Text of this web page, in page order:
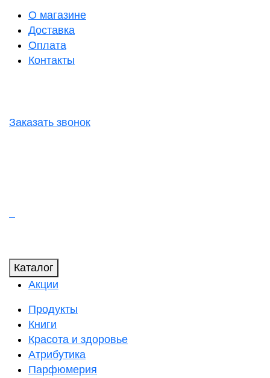
О магазине
Доставка
Оплата
Контакты
Заказать звонок
Каталог
Акции
Продукты
Книги
Красота и здоровье
Атрибутика
Парфюмерия